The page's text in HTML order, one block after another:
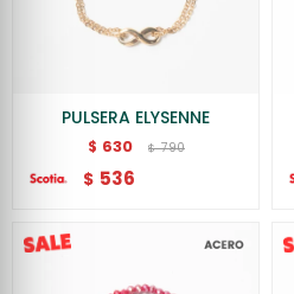
PULSERA ELYSENNE
$ 630 $ 790
$ 536